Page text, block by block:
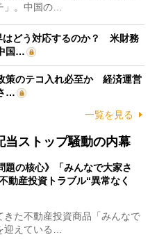
」。中国の…
はどう対応するのか？ 米財務
国…
策のテコ入れ必至か 経済運営
…
一覧を見る
当ストップ騒動の内幕
題の核心》「みんなで大家さ
動産投資トラブル“異常なく
た不動産投資商品「みんなで
迎えている…